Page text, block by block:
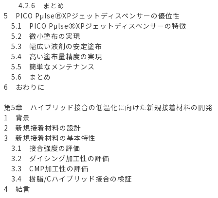
4.2.6 まとめ
5 PICO PμlseⓇXPジェットディスペンサーの優位性
5.1 PICO PμlseⓇXPジェットディスペンサーの特徴
5.2 微小塗布の実現
5.3 幅広い液剤の安定塗布
5.4 高い塗布量精度の実現
5.5 簡単なメンテナンス
5.6 まとめ
6 おわりに
第5章 ハイブリッド接合の低温化に向けた新規接着材料の開発
1 背景
2 新規接着材料の設計
3 新規接着材料の基本特性
3.1 接合強度の評価
3.2 ダイシング加工性の評価
3.3 CMP加工性の評価
3.4 樹脂/Cハイブリッド接合の検証
4 結言